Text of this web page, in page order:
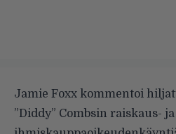
Jamie Foxx kommentoi
”Diddy” Combsin raiskaus- ja